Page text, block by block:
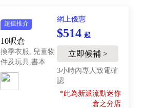
超值推介
10呎倉
換季衣服, 兒童物
件及玩具,書本
網上優惠
$514 起
立即候補 >
3小時內專人致電確
認
*此為新派流動迷你
倉之分店